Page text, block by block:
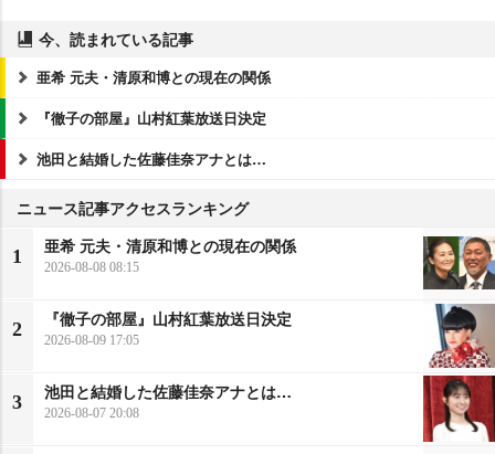
今、読まれている記事
亜希 元夫・清原和博との現在の関係
『徹子の部屋』山村紅葉放送日決定
池田と結婚した佐藤佳奈アナとは…
ニュース記事アクセスランキング
1
亜希 元夫・清原和博との現在の関係
2026-08-08 08:15
2
『徹子の部屋』山村紅葉放送日決定
2026-08-09 17:05
3
池田と結婚した佐藤佳奈アナとは…
2026-08-07 20:08